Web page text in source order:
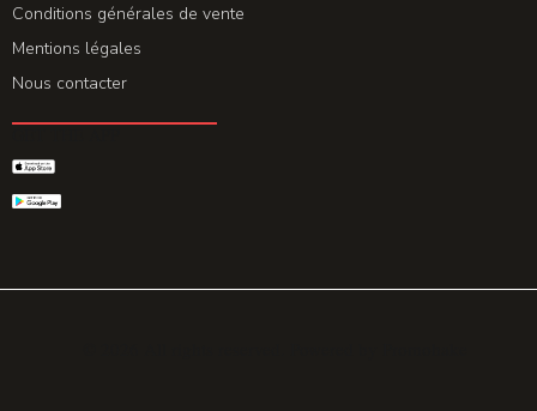
Conditions générales de vente
Mentions légales
Nous contacter